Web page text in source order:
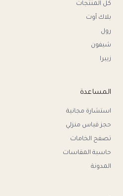
كل المنتجات
بلاك آوت
رول
شيفون
زيبرا
المساعدة
استشارة مجانية
حجز قياس منزلي
تصفح الخامات
حاسبة المقاسات
المدونة